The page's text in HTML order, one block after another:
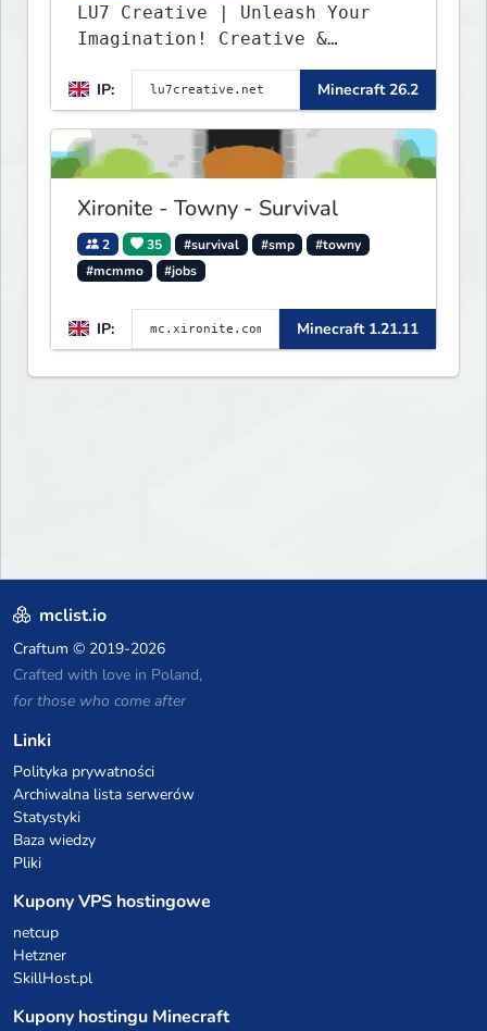
LU7 Creative | Unleash Your
Imagination! Creative &
IP:
Minecraft 26.2
Xironite - Towny - Survival
2 35 #survival #smp
#towny
#mcmmo
#jobs
IP: Minecraft 1.21.11
mclist.io
Craftum © 2019-2026
Crafted with love in Poland,
for those who come after
Linki
Polityka prywatności
Archiwalna lista serwerów
Statystyki
Baza wiedzy
Pliki
Kupony VPS hostingowe
netcup
Hetzner
SkillHost.pl
Kupony hostingu Minecraft